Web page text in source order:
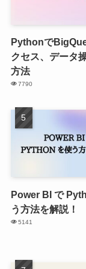
Pythonで
クセス、データ
方法
7790
Power BI で
う方法を解説！
5141